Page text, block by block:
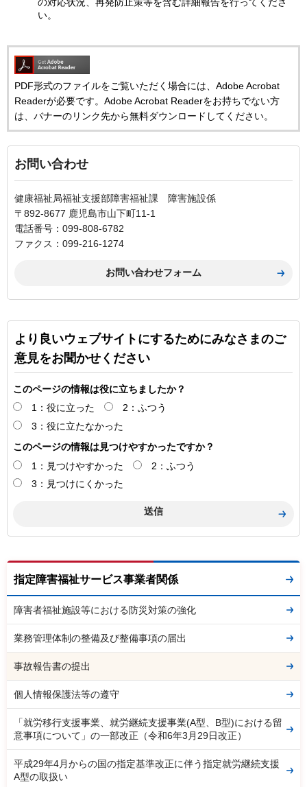
い。
PDF形式のファイルをご覧いただく場合には、Adobe Acrobat
Readerが必要です。Adobe Acrobat Readerをお持ちでない方
は、バナーのリンク先から無料ダウンロードしてください。
お問い合わせ
健康福祉局福祉支援部障害福祉課 障害施設係
〒892-8677 鹿児島市山下町11-1
電話番号：099-808-6782
ファクス：099-216-1274
より良いウェブサイトにするためにみなさまのご
意見をお聞かせください
このページの情報は役に立ちましたか？
1：役に立った
2：ふつう
3：役に立たなかった
このページの情報は見つけやすかったですか？
1：見つけやすかった
2：ふつう
3：見つけにくかった
指定障害福祉サービス事業者関係
障害者福祉施設等における防災対策の強化
業務管理体制の整備及び整備事項の届出
事故報告書の提出
個人情報保護法等の遵守
「就労移行支援事業、就労継続支援事業(A型、B型)における留
意事項について」の一部改正（令和6年3月29日改正）
平成29年4月からの国の指定基準改正に伴う指定就労継続支援
A型の取扱い